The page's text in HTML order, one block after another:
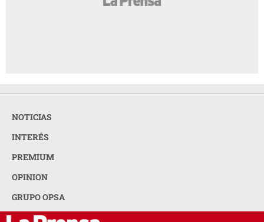
NOTICIAS
INTERÉS
PREMIUM
OPINION
GRUPO OPSA